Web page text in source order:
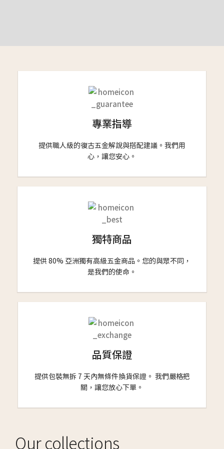
專業指導
提供職人級的復古五金解說與搭配建議。我們用
心，讓您安心。
獨特商品
提供 80% 亞洲獨有高級五金商品。您的與眾不同，
是我們的使命。
品質保證
提供包裝無拆 7 天內無條件換貨保證。 我們嚴格把
關，讓您放心下單。
Our collections